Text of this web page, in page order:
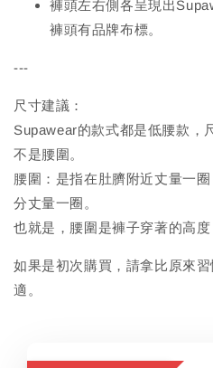
褲頭左右側各呈現出
褲頭有品牌布標。
---
尺寸建議：
Supawear的款式都是低腰款，
不是腰圍。
腰圍：是指在肚臍附近丈量一
分丈量一圈。
也就是，腰圍是褲子穿著的高度
如果是初次購買，請拿比原來
適。